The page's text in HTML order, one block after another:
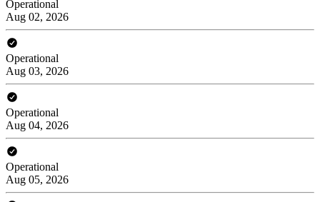
Operational
Aug 02, 2026
Operational
Aug 03, 2026
Operational
Aug 04, 2026
Operational
Aug 05, 2026